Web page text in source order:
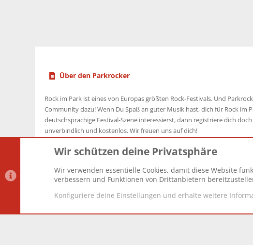
Über den Parkrocker
Rock im Park ist eines von Europas größten Rock-Festivals. Und
Community dazu! Wenn Du Spaß an guter Musik hast, dich für Rock im
deutschsprachige Festival-Szene interessierst, dann registriere dich doch
unverbindlich und kostenlos. Wir freuen uns auf dich!
Datenschutz-Einstellungen PR Light Deutsch [Du]
Wir schützen deine Privatsphäre
Wir verwenden essentielle Cookies, damit diese Website
verbessern und Funktionen von Drittanbietern
Konfiguriere deine Einstellungen und erhalte weitere